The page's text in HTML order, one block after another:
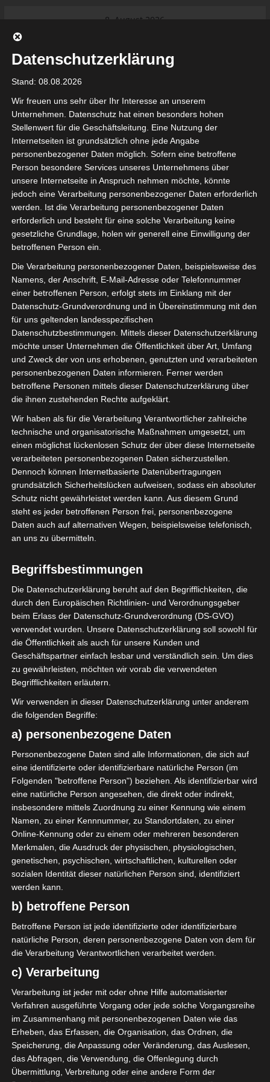
8. August 2026
beginnt am 22. und 23. August
2026 (Update)
Meisterschaft an
Ligue 1 Pro: Spielplan der ersten 15
Spieltage der Saison 2026/2027
Ligue 2 Pro Tunesien 2026/2027 –
Saison beginnt am am 19./20.
September 2026
Internationaler Sportgerichtshof
lehnt Eilverfahren ab – AS Soliman
steuert auf die Ligue 2 zu
tunesienfussball.de
Tunesien Ligafußball
von Google Adsense (Google Ireland Limited, Gordon House, Barrow
Ireland) benötigen wir laut DSGVO Ihre Zustimmung. Es werden seitens
Daten erhoben, verarbeitet und gespeichert. Welche Daten genau
bitte den Datenschutzbedingungen.
Google Adsenseist deaktiviert. ✓ Erlauben Datenschutzbedingungen
Sie befinden sich hier:Startseite»7. Spieltag
2023/2024 Playout
7. Spieltag 2023/2024 Playout
2023/2024
Ligue 1 Pro Tunesien
2023/2024 – 7. Spieltag Playout
(Abstiegsrunde)
13. April 2024 Platzwart
1262 Views
7. Spieltag 2023/2024 Playout,FTF, Ligue 1,Playout,Tunesien
Ligue 1 Pro Tunesien 2023/2024 findet am
Mehr lesen
Die nächsten Begegnungen
SPIELTAG 1
22 Aug. 2026
16:30
PS Sakiet Eddaïer
- -
JS Omrane
22 Aug. 2026
16:30
22 Aug. 2026
ES Hammam Sousse
- -
22 Aug. 2026
ES Tunis
22 Aug. 2026
ES Métlaoui
- -
Club Africain
22 Aug. 2026
US Ben Guerdane
- -
CS Hammam-Lif
22 Aug. 2026
Datenschutzerklärung
Stand: 08.08.2026
Wir freuen uns sehr über Ihr Interesse an unserem
Unternehmen. Datenschutz hat einen besonders hohen
Stellenwert für die Geschäftsleitung. Eine Nutzung der
Internetseiten ist grundsätzlich ohne jede Angabe
personenbezogener Daten möglich. Sofern eine betroffene
Person besondere Services unseres Unternehmens über
unsere Internetseite in Anspruch nehmen möchte, könnte
jedoch eine Verarbeitung personenbezogener Daten erforderlich
werden. Ist die Verarbeitung personenbezogener Daten
erforderlich und besteht für eine solche Verarbeitung keine
gesetzliche Grundlage, holen wir generell eine Einwilligung der
betroffenen Person ein.
Die Verarbeitung personenbezogener Daten, beispielsweise des
Namens, der Anschrift, E-Mail-Adresse oder Telefonnummer
einer betroffenen Person, erfolgt stets im Einklang mit der
Datenschutz-Grundverordnung und in Übereinstimmung mit den
für uns geltenden landesspezifischen
Datenschutzbestimmungen. Mittels dieser Datenschutzerklärung
möchte unser Unternehmen die Öffentlichkeit über Art, Umfang
und Zweck der von uns erhobenen, genutzten und verarbeiteten
personenbezogenen Daten informieren. Ferner werden
betroffene Personen mittels dieser Datenschutzerklärung über
die ihnen zustehenden Rechte aufgeklärt.
Wir haben als für die Verarbeitung Verantwortlicher zahlreiche
technische und organisatorische Maßnahmen umgesetzt, um
einen möglichst lückenlosen Schutz der über diese Internetseite
verarbeiteten personenbezogenen Daten sicherzustellen.
Dennoch können Internetbasierte Datenübertragungen
grundsätzlich Sicherheitslücken aufweisen, sodass ein absoluter
Schutz nicht gewährleistet werden kann. Aus diesem Grund
steht es jeder betroffenen Person frei, personenbezogene
Daten auch auf alternativen Wegen, beispielsweise telefonisch,
an uns zu übermitteln.
Begriffsbestimmungen
Die Datenschutzerklärung beruht auf den Begrifflichkeiten, die
durch den Europäischen Richtlinien- und Verordnungsgeber
beim Erlass der Datenschutz-Grundverordnung (DS-GVO)
verwendet wurden. Unsere Datenschutzerklärung soll sowohl für
die Öffentlichkeit als auch für unsere Kunden und
Geschäftspartner einfach lesbar und verständlich sein. Um dies
zu gewährleisten, möchten wir vorab die verwendeten
Begrifflichkeiten erläutern.
Wir verwenden in dieser Datenschutzerklärung unter anderem
die folgenden Begriffe:
a) personenbezogene Daten
Personenbezogene Daten sind alle Informationen, die sich auf
eine identifizierte oder identifizierbare natürliche Person (im
Folgenden "betroffene Person") beziehen. Als identifizierbar wird
eine natürliche Person angesehen, die direkt oder indirekt,
insbesondere mittels Zuordnung zu einer Kennung wie einem
Namen, zu einer Kennnummer, zu Standortdaten, zu einer
Online-Kennung oder zu einem oder mehreren besonderen
Merkmalen, die Ausdruck der physischen, physiologischen,
genetischen, psychischen, wirtschaftlichen, kulturellen oder
sozialen Identität dieser natürlichen Person sind, identifiziert
werden kann.
b) betroffene Person
Betroffene Person ist jede identifizierte oder identifizierbare
natürliche Person, deren personenbezogene Daten von dem für
die Verarbeitung Verantwortlichen verarbeitet werden.
c) Verarbeitung
Verarbeitung ist jeder mit oder ohne Hilfe automatisierter
Verfahren ausgeführte Vorgang oder jede solche Vorgangsreihe
im Zusammenhang mit personenbezogenen Daten wie das
Erheben, das Erfassen, die Organisation, das Ordnen, die
Speicherung, die Anpassung oder Veränderung, das Auslesen,
das Abfragen, die Verwendung, die Offenlegung durch
Übermittlung, Verbreitung oder eine andere Form der